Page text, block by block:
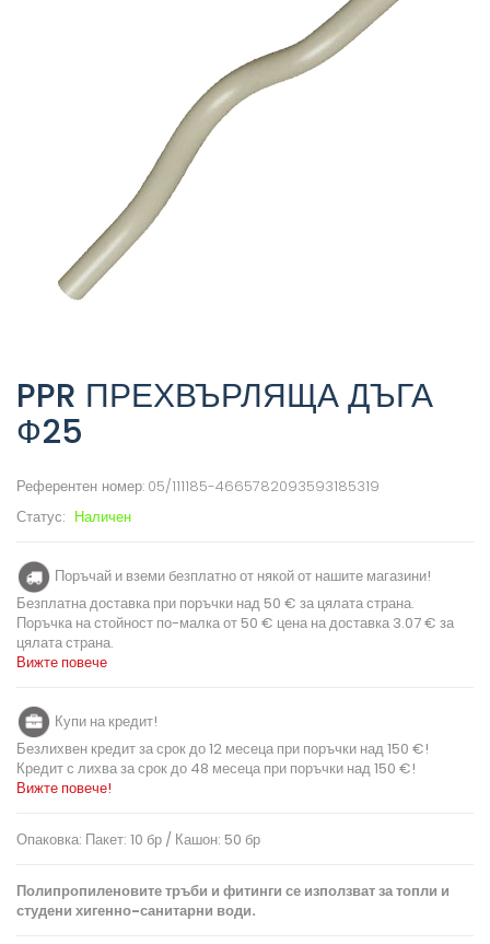
PPR ПРЕХВЪРЛЯЩА ДЪГА
Ф25
Референтен номер: 05/111185-4665782093593185319
Статус: Наличен
Поръчай и вземи безплатно от някой от нашите магазини!
Безплатна доставка при поръчки над 50 € за цялата страна.
Поръчка на стойност по-малка от 50 € цена на доставка 3.07 € за
цялата страна.
Вижте повече
Купи на кредит!
Безлихвен кредит за срок до 12 месеца при поръчки над 150 €!
Кредит с лихва за срок до 48 месеца при поръчки над 150 €!
Вижте повече!
Опаковка: Пакет: 10 бр / Кашон: 50 бр
Полипропиленовите тръби и фитинги се използват за топли и
студени хигенно-санитарни води.